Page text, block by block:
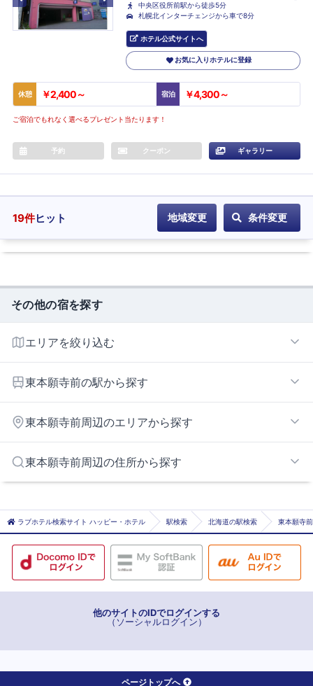
中央区役所前駅から徒歩5分
札幌北インターチェンジから車で8分
ホテル公式サイトへ
お気に入りホテルに登録
休憩 ￥2,400～ 宿泊 ￥4,300～
ご宿泊でもれなく選べるプレゼント当たります！
予約 クーポン ギャラリー
19件ヒット 地域変更 条件変更
その他の宿を探す
エリアを絞り込む
東本願寺前の駅から探す
バスセンター前
行啓通
山鼻９条
資生館小学校前
西11丁目
西28丁目
東本願寺前周辺のエリアから探す
中の島・真駒内エリア
東本願寺前周辺の住所から探す
札幌市札幌市東区
札幌市札幌市白石区
札幌市札幌市豊平区
札幌市札幌市南区
札幌市札幌市西区
ラブホテル検索サイト ハッピー・ホテル 駅検索 北海道の駅検索 東本願寺
他のサイトのIDでログインする
（ソーシャルログイン）
ページトップへ